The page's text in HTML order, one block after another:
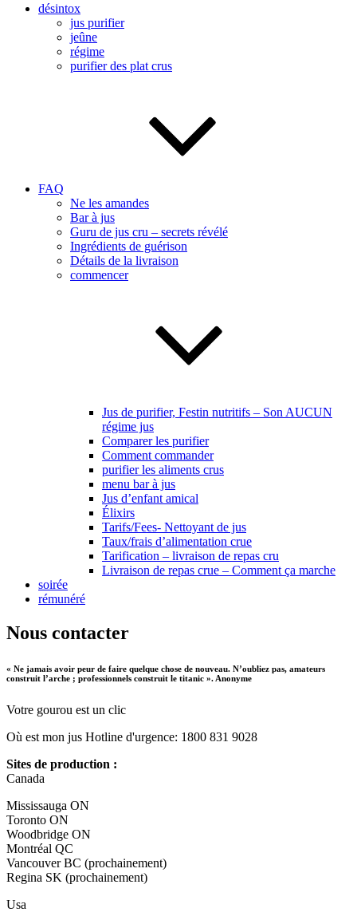
désintox
jus purifier
jeûne
régime
purifier des plat crus
FAQ
Ne les amandes
Bar à jus
Guru de jus cru – secrets révélé
Ingrédients de guérison
Détails de la livraison
commencer
Jus de purifier, Festin nutritifs – Son AUCUN
régime jus
Comparer les purifier
Comment commander
purifier les aliments crus
menu bar à jus
Jus d’enfant amical
Élixirs
Tarifs/Fees- Nettoyant de jus
Taux/frais d’alimentation crue
Tarification – livraison de repas cru
Livraison de repas crue – Comment ça marche
soirée
rémunéré
Nous contacter
« Ne jamais avoir peur de faire quelque chose de nouveau. N’oubliez pas, amateurs
construit l’arche ; professionnels construit le titanic ». Anonyme
Votre gourou est un clic
Où est mon jus Hotline d'urgence: 1800 831 9028
Sites de production :
Canada
Mississauga ON
Toronto ON
Woodbridge ON
Montréal QC
Vancouver BC (prochainement)
Regina SK (prochainement)
Usa